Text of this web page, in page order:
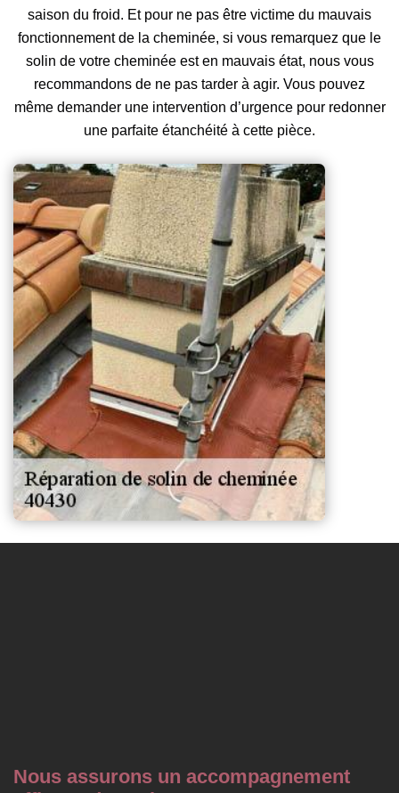
saison du froid. Et pour ne pas être victime du mauvais
fonctionnement de la cheminée, si vous remarquez que le
solin de votre cheminée est en mauvais état, nous vous
recommandons de ne pas tarder à agir. Vous pouvez
même demander une intervention d’urgence pour redonner
une parfaite étanchéité à cette pièce.
Nous assurons un accompagnement